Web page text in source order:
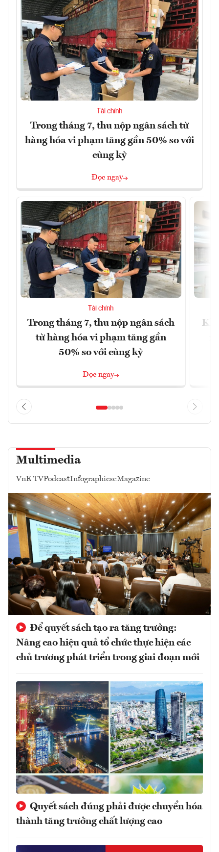
Tài chính
Trong tháng 7, thu nộp ngân sách từ
hàng hóa vi phạm tăng gần 50% so với
cùng kỳ
Đọc ngay
Tài chính
Trong tháng 7, thu nộp ngân sách
từ hàng hóa vi phạm tăng gần
50% so với cùng kỳ
Đọc ngay
Multimedia
VnE TVPodcastInfographicseMagazine
Để quyết sách tạo ra tăng trưởng:
Nâng cao hiệu quả tổ chức thực hiện các
chủ trương phát triển trong giai đoạn mới
Quyết sách đúng phải được chuyển hóa
thành tăng trưởng chất lượng cao